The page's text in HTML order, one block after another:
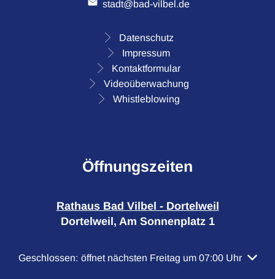
stadt@bad-vilbel.de
Datenschutz
Impressum
Kontaktformular
Videoüberwachung
Whistleblowing
Öffnungszeiten
Rathaus Bad Vilbel - Dortelweil
Dortelweil, Am Sonnenplatz 1
Klicken, um weitere Öffnungs- oder Schließzeiten
Geschlossen: öffnet nächsten Freitag um 07:00 Uhr